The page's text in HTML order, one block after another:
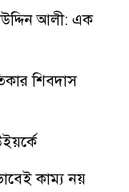
আলী: এক
শিবদাস
কাম্য নয়